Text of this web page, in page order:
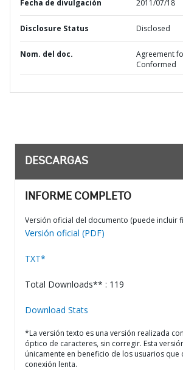
Fecha de divulgación 2011/07/18
Disclosure Status Disclosed
Nom. del doc.
Agreement
Conformed
DESCARGAS
INFORME COMPLETO
Versión oficial del documento (puede incluir
Versión oficial (PDF)
TXT*
Total Downloads** : 119
Download Stats
*La versión texto es una versión realizada
óptico de caracteres, sin corregir. Esta
únicamente en beneficio de los usuarios que
conexión lenta.